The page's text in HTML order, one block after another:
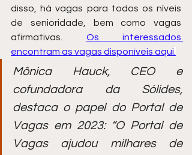
disso, há vagas para todos os níveis
de senioridade, bem como vagas
afirmativas. Os interessados
encontram as vagas disponíveis aqui.
Mônica Hauck, CEO e
cofundadora da Sólides,
destaca o papel do Portal de
Vagas em 2023: “O Portal de
Vagas ajudou milhares de